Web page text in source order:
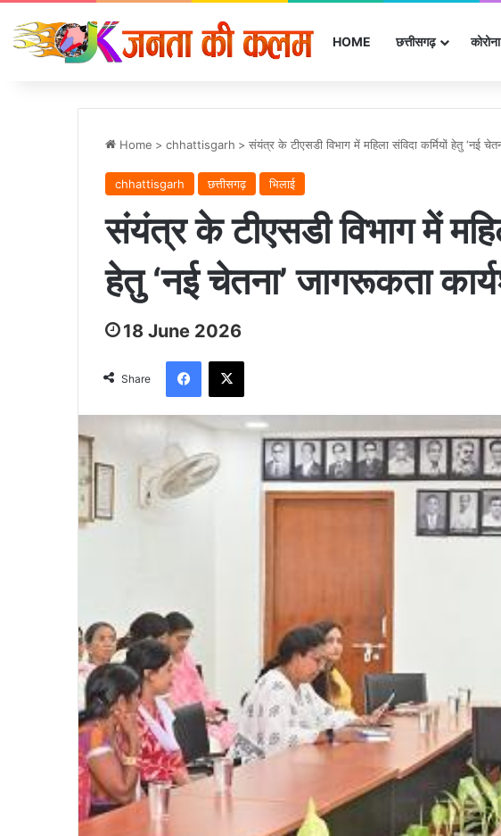
HOME छत्तीसगढ़ कोरोना
Home > chhattisgarh > संयंत्र के टीएसडी विभाग में महिला संविदा कर्मियों हेतु ‘नई
chhattisgarh छत्तीसगढ़ भिलाई
संयंत्र के टीएसडी विभाग में
हेतु ‘नई चेतना’ जागरूकता
18 June 2026
Share
Facebook
X